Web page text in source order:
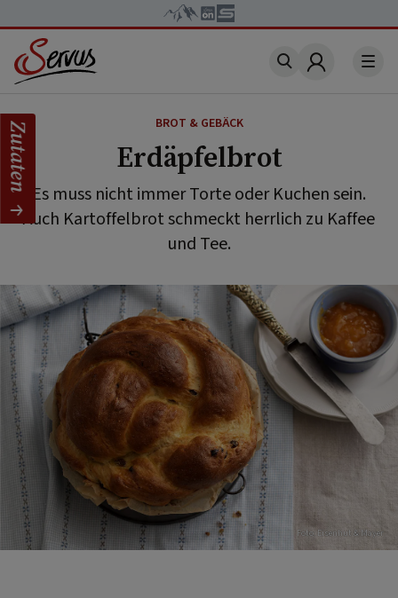
Account
BROT & GEBÄCK
Erdäpfelbrot
Es muss nicht immer Torte oder Kuchen sein.
Auch Kartoffelbrot schmeckt herrlich zu Kaffee
und Tee.
Foto: Eisenhut & Mayer
Zutaten